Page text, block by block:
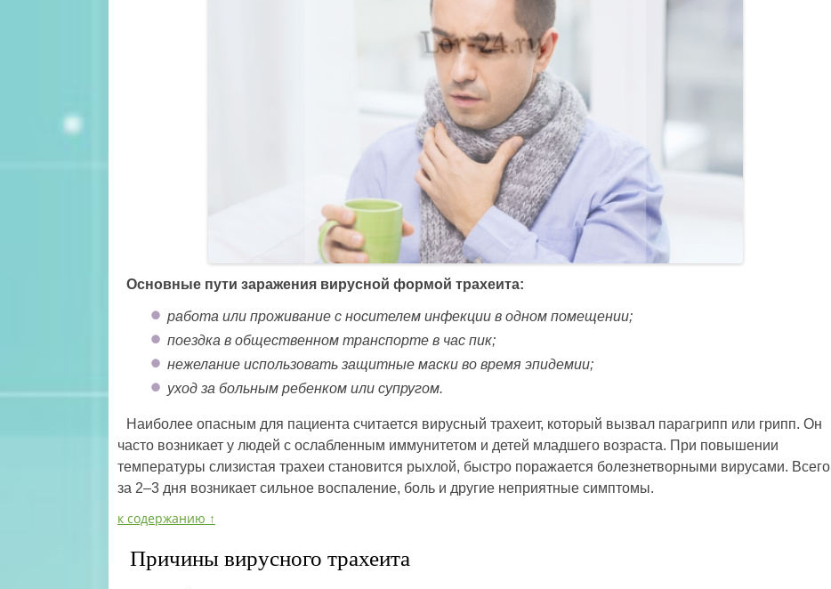
Основные пути заражения вирусной формой трахеита:
работа или проживание с носителем инфекции в одном помещении;
поездка в общественном транспорте в час пик;
нежелание использовать защитные маски во время эпидемии;
уход за больным ребенком или супругом.
Наиболее опасным для пациента считается вирусный трахеит, который вызвал парагрипп или грипп. Он
часто возникает у людей с ослабленным иммунитетом и детей младшего возраста. При повышении
температуры слизистая трахеи становится рыхлой, быстро поражается болезнетворными вирусами. Всего
за 2–3 дня возникает сильное воспаление, боль и другие неприятные симптомы.
к содержанию ↑
Причины вирусного трахеита